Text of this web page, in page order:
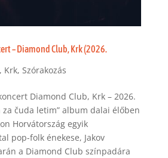
– Diamond Club, Krk (2026.
Krk, Szórakozás
Diamond Club, Krk – 2026.
za čuda letim” album dalai élőben
Horvátország egyik
pop-folk énekese, Jakov
a Diamond Club színpadára